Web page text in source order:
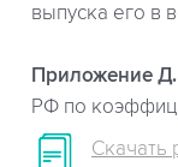
выпуска его в
Приложение Д.
РФ по